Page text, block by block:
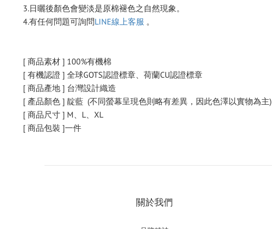
3.日曬後顏色會變淡是原棉褪色之自然現象。
4.有任何問題可詢問LINE線上客服 。
[ 商品素材 ] 100%有機棉
[ 有機認證 ] 全球GOTS認證標章、荷蘭CU認證標章
[ 商品產地 ] 台灣設計織造
[ 產品顏色 ] 靛藍 (不同螢幕呈現色則略有差異，因此色澤以實物為主)
[ 商品尺寸 ] M、L、XL
[ 商品包裝 ]一件
關於我們